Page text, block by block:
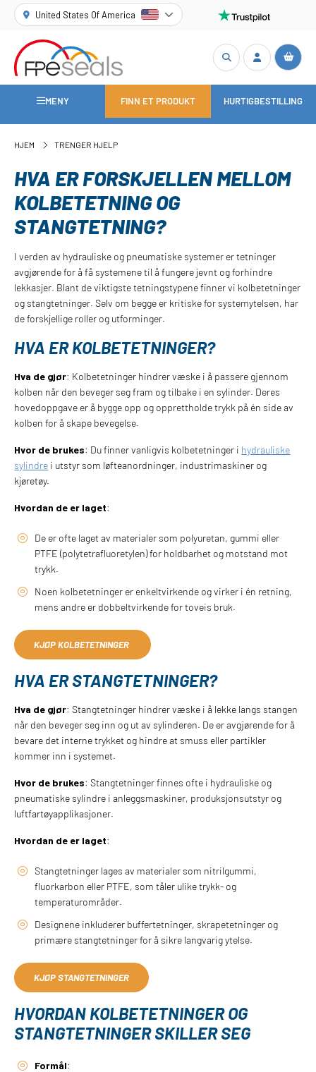
United States Of America
MENY FINN ET PRODUKT HURTIGBESTILLING
HJEM TRENGER HJELP
HVA ER FORSKJELLEN MELLOM
KOLBETETNING OG
STANGTETNING?
I verden av hydrauliske og pneumatiske systemer er tetninger
avgjørende for å få systemene til å fungere jevnt og forhindre
lekkasjer. Blant de viktigste tetningstypene finner vi kolbetetninger
og stangtetninger. Selv om begge er kritiske for systemytelsen, har
de forskjellige roller og utforminger.
HVA ER KOLBETETNINGER?
Hva de gjør: Kolbetetninger hindrer væske i å passere gjennom
kolben når den beveger seg fram og tilbake i en sylinder. Deres
hovedoppgave er å bygge opp og opprettholde trykk på én side av
kolben for å skape bevegelse.
Hvor de brukes: Du finner vanligvis kolbetetninger i hydrauliske
sylindre i utstyr som løfteanordninger, industrimaskiner og
kjøretøy.
Hvordan de er laget:
De er ofte laget av materialer som polyuretan, gummi eller
PTFE (polytetrafluoretylen) for holdbarhet og motstand mot
trykk.
Noen kolbetetninger er enkeltvirkende og virker i én retning,
mens andre er dobbeltvirkende for toveis bruk.
KJØP KOLBETETNINGER
HVA ER STANGTETNINGER?
Hva de gjør: Stangtetninger hindrer væske i å lekke langs stangen
når den beveger seg inn og ut av sylinderen. De er avgjørende for å
bevare det interne trykket og hindre at smuss eller partikler
kommer inn i systemet.
Hvor de brukes: Stangtetninger finnes ofte i hydrauliske og
pneumatiske sylindre i anleggsmaskiner, produksjonsutstyr og
luftfartøyapplikasjoner.
Hvordan de er laget:
Stangtetninger lages av materialer som nitrilgummi,
fluorkarbon eller PTFE, som tåler ulike trykk- og
temperaturområder.
Designene inkluderer buffertetninger, skrapetetninger og
primære stangtetninger for å sikre langvarig ytelse.
KJØP STANGTETNINGER
HVORDAN KOLBETETNINGER OG
STANGTETNINGER SKILLER SEG
Formål: